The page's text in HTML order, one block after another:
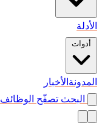
الأدلة
أدوات
المدونة الأخبار
البحث تصفّح الوظائف